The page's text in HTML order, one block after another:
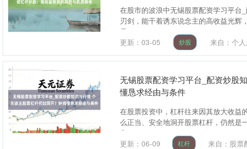
在股市的波浪中无锡股票配资学习平台
刃剑，能干着诱东说念主的高收益光辉
是....
更新：03-05
炒股 来自：个
无锡股票配资学习平台_配资炒股
懂恳求经由与条件
在股票投资中，杠杆往来因其放大收益
么正当、安全地洞开股票杠杆，仍然是
主....
更新：06-09
杠杆 来自：股票